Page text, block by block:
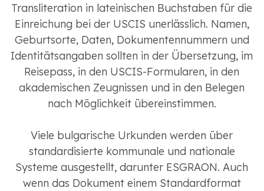
Transliteration in lateinischen Buchstaben für die
Einreichung bei der USCIS unerlässlich. Namen,
Geburtsorte, Daten, Dokumentennummern und
Identitätsangaben sollten in der Übersetzung, im
Reisepass, in den USCIS-Formularen, in den
akademischen Zeugnissen und in den Belegen
nach Möglichkeit übereinstimmen.
Viele bulgarische Urkunden werden über
standardisierte kommunale und nationale
Systeme ausgestellt, darunter ESGRAON. Auch
wenn das Dokument einem Standardformat